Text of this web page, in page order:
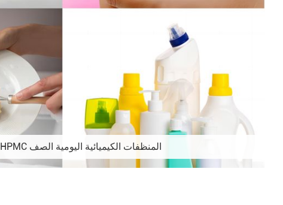
المنظفات الكيميائية اليومية الصف HPMC السليلوز